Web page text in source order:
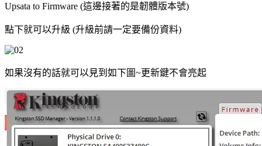
Upsata to Firmware (這邊接著的是韌體版本號)
點下就可以升級 (升級前請一定要備份資料)
如果沒有的話就可以見到如下圖~更新鍵不會亮起